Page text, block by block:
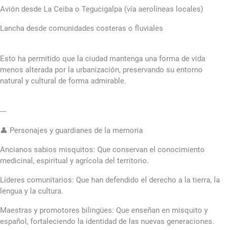
Avión desde La Ceiba o Tegucigalpa (vía aerolíneas locales)
Lancha desde comunidades costeras o fluviales
Esto ha permitido que la ciudad mantenga una forma de vida
menos alterada por la urbanización, preservando su entorno
natural y cultural de forma admirable.
---
👤 Personajes y guardianes de la memoria
Ancianos sabios misquitos: Que conservan el conocimiento
medicinal, espiritual y agrícola del territorio.
Líderes comunitarios: Que han defendido el derecho a la tierra, la
lengua y la cultura.
Maestras y promotores bilingües: Que enseñan en misquito y
español, fortaleciendo la identidad de las nuevas generaciones.